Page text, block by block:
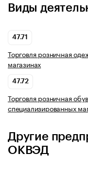
Виды
47.71
Торговля розничная
магазинах
47.72
Торговля розничная
специализированных
Другие
ОКВЭД